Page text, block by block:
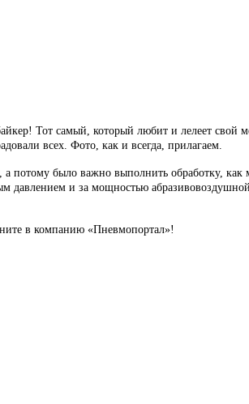
Тот самый, который любит и лелеет свой
всех. Фото, как и всегда, прилагаем.
а потому было важно выполнить обработку,
давлением и за мощностью
в компанию «Пневмопортал»!